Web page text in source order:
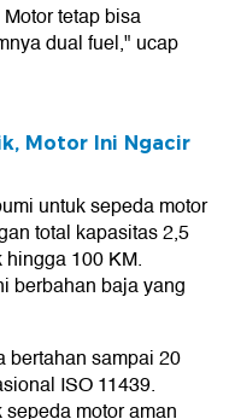
tetap bisa
dual fuel," ucap
Motor Ini Ngacir
untuk sepeda motor
total kapasitas 2,5
100 KM.
berbahan baja yang
bertahan sampai 20
ISO 11439.
motor aman